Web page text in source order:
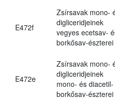
E472f
Zsírsavak mono-
digliceridjeinek
vegyes ecetsav-
borkősav-észterei
E472e
Zsírsavak mono-
digliceridjeinek
mono- és diacetil-
borkősav-észterei